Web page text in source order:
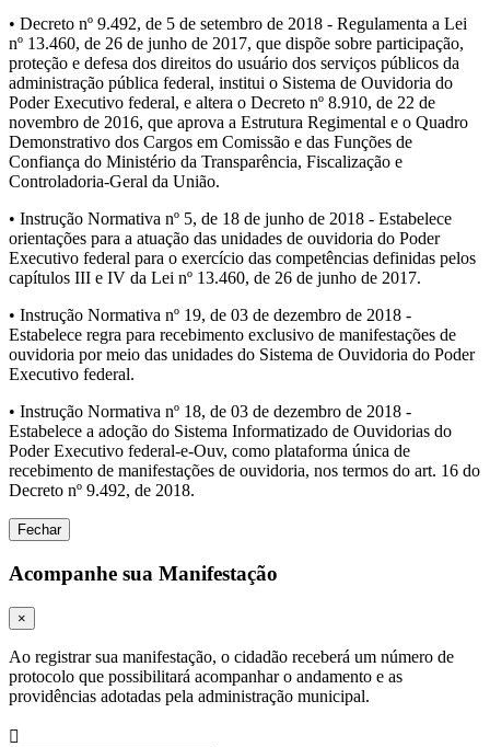
• Decreto nº 9.492, de 5 de setembro de 2018 - Regulamenta a Lei
nº 13.460, de 26 de junho de 2017, que dispõe sobre participação,
proteção e defesa dos direitos do usuário dos serviços públicos da
administração pública federal, institui o Sistema de Ouvidoria do
Poder Executivo federal, e altera o Decreto nº 8.910, de 22 de
novembro de 2016, que aprova a Estrutura Regimental e o Quadro
Demonstrativo dos Cargos em Comissão e das Funções de
Confiança do Ministério da Transparência, Fiscalização e
Controladoria-Geral da União.
• Instrução Normativa nº 5, de 18 de junho de 2018 - Estabelece
orientações para a atuação das unidades de ouvidoria do Poder
Executivo federal para o exercício das competências definidas pelos
capítulos III e IV da Lei nº 13.460, de 26 de junho de 2017.
• Instrução Normativa nº 19, de 03 de dezembro de 2018 -
Estabelece regra para recebimento exclusivo de manifestações de
ouvidoria por meio das unidades do Sistema de Ouvidoria do Poder
Executivo federal.
• Instrução Normativa nº 18, de 03 de dezembro de 2018 -
Estabelece a adoção do Sistema Informatizado de Ouvidorias do
Poder Executivo federal-e-Ouv, como plataforma única de
recebimento de manifestações de ouvidoria, nos termos do art. 16 do
Decreto nº 9.492, de 2018.
Fechar
Acompanhe sua Manifestação
×
Ao registrar sua manifestação, o cidadão receberá um número de
protocolo que possibilitará acompanhar o andamento e as
providências adotadas pela administração municipal.